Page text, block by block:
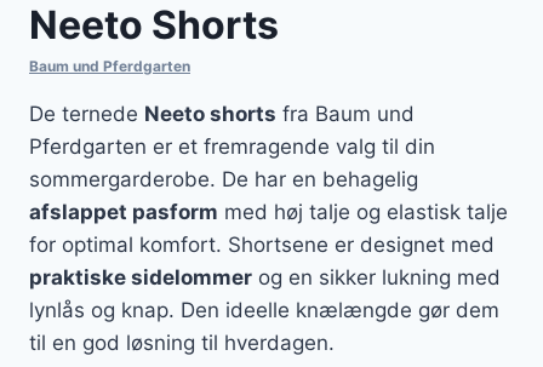
Neeto Shorts
Baum und Pferdgarten
De ternede Neeto shorts fra Baum und
Pferdgarten er et fremragende valg til din
sommergarderobe. De har en behagelig
afslappet pasform med høj talje og elastisk talje
for optimal komfort. Shortsene er designet med
praktiske sidelommer og en sikker lukning med
lynlås og knap. Den ideelle knælængde gør dem
til en god løsning til hverdagen.